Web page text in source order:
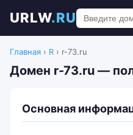
URLW.RU
Главная › R › r-73.ru
Домен r-73.ru —
Основная